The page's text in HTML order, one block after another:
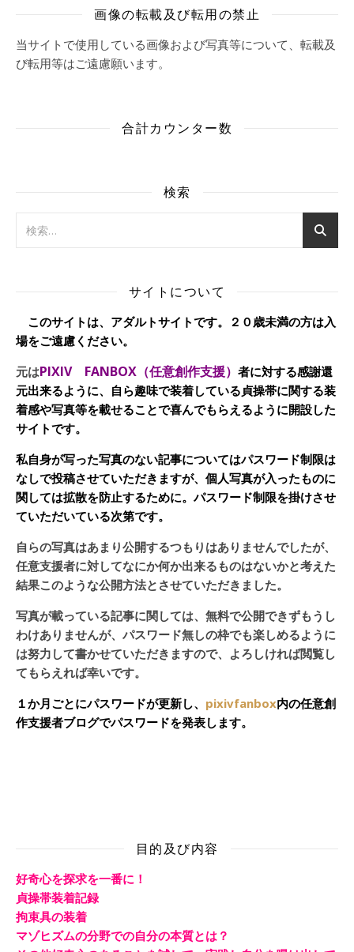
画像の転載及び転用の禁止
当サイトで使用している画像および写真等について、転載及
び転用等はご遠慮願います。
合計カウンター数
検索
サイトについて
このサイトは、アダルトサイトです。２０歳未満の方は入
場をご遠慮ください。
元はPIXIV FANBOX（任意創作支援） 者に対する感謝還
元出来るように、自ら趣味で装着している貞操帯に関する装
着感や写真等を載せることで喜んでもらえるように開設した
サイトです。
私自身が写った写真のない記事についてはパスワード制限は
なしで投稿させていただきますが、個人写真が入ったものに
関しては拡散を防止するために。パスワード制限を掛けさせ
ていただいている次第です。
自らの写真はあまり公開するつもりはありませんでしたが、
任意支援者に対してなにか何か出来るものはないかと考えた
結果このような公開方法とさせていただきました。
写真が載っている記事に関しては、無料で公開できずもうし
わけありませんが、パスワード無しの枠でも楽しめるように
は努力して書かせていただきますので、よろしければ閲覧し
てもらえれば幸いです。
１か月ごとにパスワードが更新し、 pixivfanbox内の任意創
作支援者ブログでパスワードを発表します。
目的及び内容
好奇心を探求を一番に！
貞操帯装着記録
拘束具の装着
マゾヒズムの分野での自分の本質とは？